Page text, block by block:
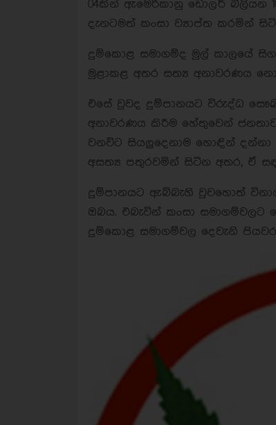
04කින් ඇමෙරිකානු ඩොලර් බිලියන
දැනටමත් කංසා ව්‍යාප්ත කරමින්
දුම්කොළ සමාගම්ද මුල් කාලයේ
මුළාකළ අතර සත්‍ය අනාවරණය
එසේ වුවද දුම්පානයට විරුද්ධ
අනාවරණය කිරීම හේතුවෙන්
වනවිට සියලුදෙනාම හොඳින්
අසත්‍ය පතුරවමින් සිටින අතර, ඒ
දුම්පානයට ඇබ්බැහි වුවහොත්
ඔබය. එබැවින් කංසා
දුම්කොළ සමාගම්වල දෙවැනි